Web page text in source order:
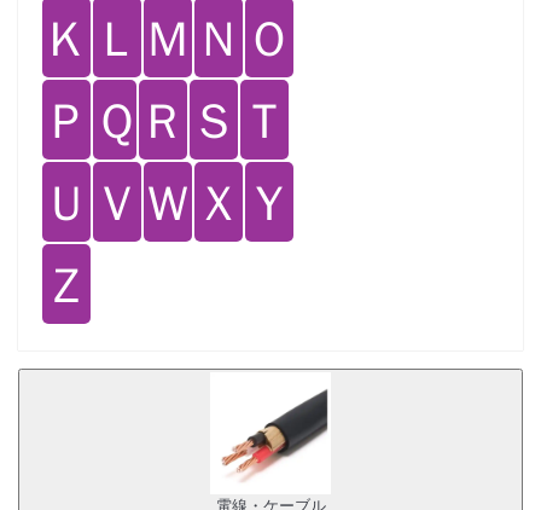
Ｋ Ｌ Ｍ Ｎ Ｏ
Ｐ Ｑ Ｒ Ｓ Ｔ
Ｕ Ｖ Ｗ Ｘ Ｙ
Ｚ
電線・ケーブル